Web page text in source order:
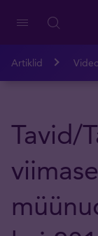
Artiklid
Tavid/